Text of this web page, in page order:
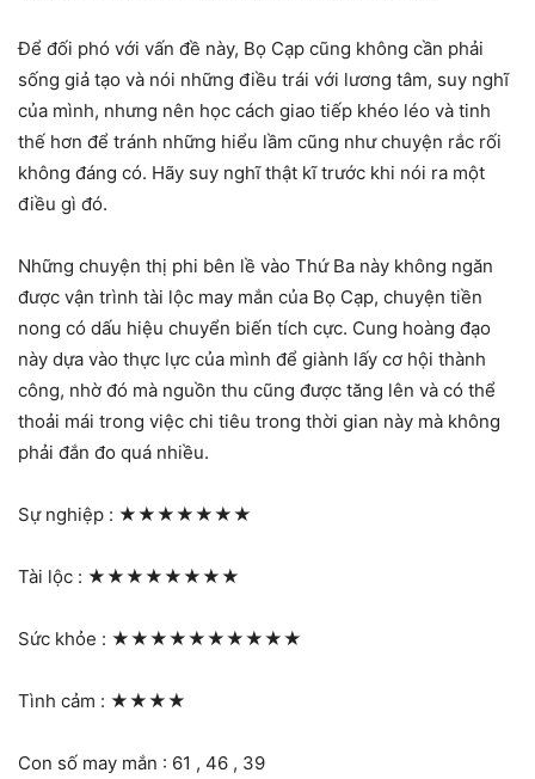
Để đối phó với vấn đề này, Bọ Cạp cũng không cần phải
sống giả tạo và nói những điều trái với lương tâm, suy nghĩ
của mình, nhưng nên học cách giao tiếp khéo léo và tinh
thế hơn để tránh những hiểu lầm cũng như chuyện rắc rối
không đáng có. Hãy suy nghĩ thật kĩ trước khi nói ra một
điều gì đó.
Những chuyện thị phi bên lề vào Thứ Ba này không ngăn
được vận trình tài lộc may mắn của Bọ Cạp, chuyện tiền
nong có dấu hiệu chuyển biến tích cực. Cung hoàng đạo
này dựa vào thực lực của mình để giành lấy cơ hội thành
công, nhờ đó mà nguồn thu cũng được tăng lên và có thể
thoải mái trong việc chi tiêu trong thời gian này mà không
phải đắn đo quá nhiều.
Sự nghiệp : ★★★★★★★
Tài lộc : ★★★★★★★★
Sức khỏe : ★★★★★★★★★★
Tình cảm : ★★★★
Con số may mắn : 61 , 46 , 39